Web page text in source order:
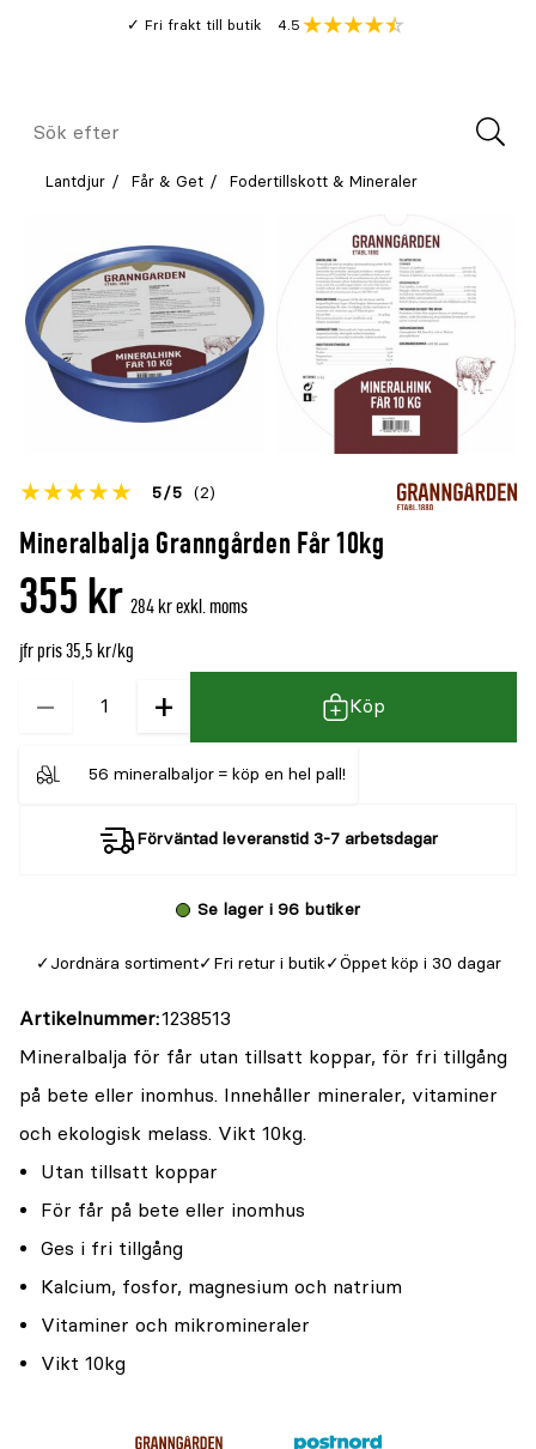
Fri frakt till butik
Genomsnitt
4.5
Meny
Sök
Lantdjur Får & Get Fodertillskott & Mineraler
Mineralbalja Granngården Får 10kg
Betyget
denna
5 5 (2)
Öppna
355 kr 284 kr exkl. moms
jfr pris 35,5 kr/kg
−
Kvantitet + Köp
56 mineralbaljor = köp en hel pall!
Förväntad leveranstid 3-7 arbetsdagar
Se lager i 96 butiker
Jordnära sortiment Fri retur i butik Öppet köp i 30 dagar
Artikelnummer 1238513
Mineralbalja för får utan tillsatt koppar, för fri tillgång
på bete eller inomhus. Innehåller mineraler, vitaminer
och ekologisk melass. Vikt 10kg.
Utan tillsatt koppar
För får på bete eller inomhus
Ges i fri tillgång
Kalcium, fosfor, magnesium och natrium
Vitaminer och mikromineraler
Vikt 10kg